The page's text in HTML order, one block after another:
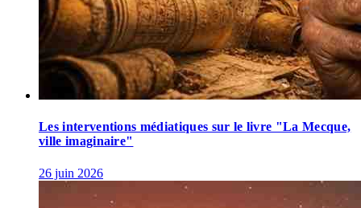
Les interventions médiatiques sur le livre "La Mecque,
ville imaginaire"
26 juin 2026